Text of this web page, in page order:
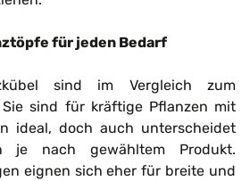
für jeden Bedarf
sind im Vergleich zum
sind für kräftige Pflanzen mit
ideal, doch auch unterscheidet
je nach gewähltem Produkt.
eignen sich eher für breite und